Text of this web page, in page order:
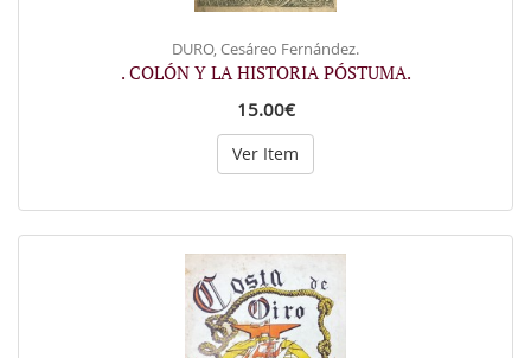
DURO, Cesáreo Fernández.
. COLÓN Y LA HISTORIA PÓSTUMA.
15.00€
Ver Item